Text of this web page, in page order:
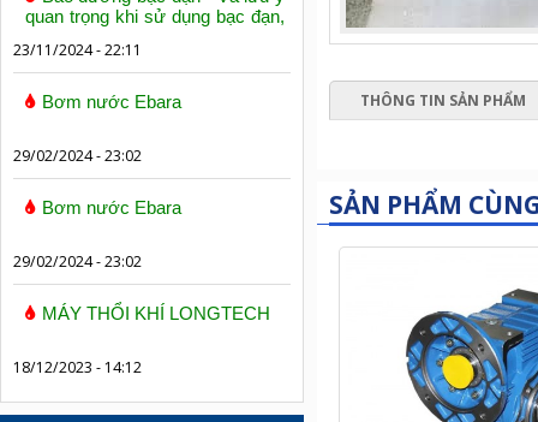
quan trọng khi sử dụng bạc đạn,
23/11/2024 - 22:11
Bơm nước Ebara
29/02/2024 - 23:02
Bơm nước Ebara
29/02/2024 - 23:02
MÁY THỔI KHÍ LONGTECH
18/12/2023 - 14:12
THÔNG TIN SẢN PHẨM
SẢN PHẨM